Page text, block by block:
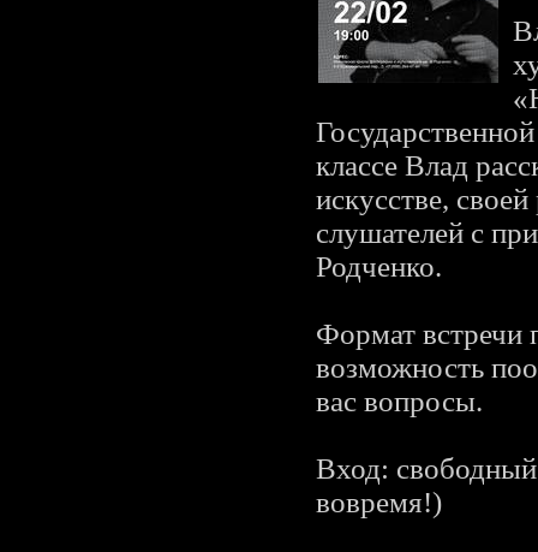
классе Влад
искусстве,
слушателей с
Родченко.
Формат встречи
возможность
вас вопросы.
Вход: свободный
вовремя!)